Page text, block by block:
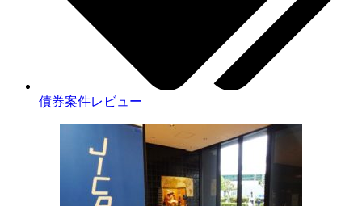
債券案件レビュー